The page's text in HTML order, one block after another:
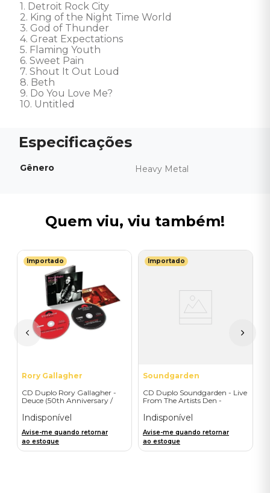
1. Detroit Rock City
2. King of the Night Time World
3. God of Thunder
4. Great Expectations
5. Flaming Youth
6. Sweet Pain
7. Shout It Out Loud
8. Beth
9. Do You Love Me?
10. Untitled
Gênero Heavy Metal
Quem viu, viu também!
Importado
Rory Gallagher
CD Duplo Rory Gallagher -
Deuce (50th Anniversary /
Indisponível
Avise-me quando retornar
ao estoque
Importado
Soundgarden
CD Duplo Soundgarden - Live
From The Artists Den -
Indisponível
Avise-me quando retornar
ao estoque